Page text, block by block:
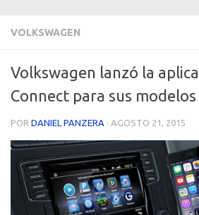
VOLKSWAGEN
Volkswagen lanzó la
Connect para sus
POR DANIEL PANZERA · AGOSTO 21, 2015